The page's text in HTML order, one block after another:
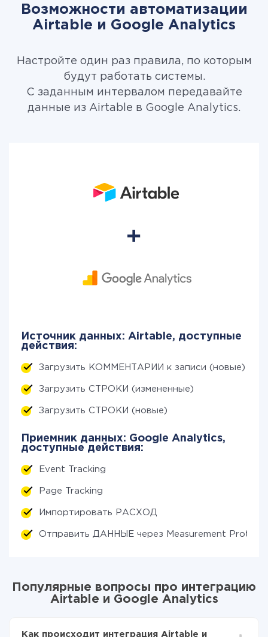
Возможности автоматизации
Airtable и Google Analytics
Настройте один раз правила, по которым
будут работать системы.
С заданным интервалом передавайте
данные из Airtable в Google Analytics.
Источник данных: Airtable, доступные
действия:
Загрузить КОММЕНТАРИИ к записи (новые)
Загрузить СТРОКИ (измененные)
Загрузить СТРОКИ (новые)
Приемник данных: Google Analytics,
доступные действия:
Event Tracking
Page Tracking
Импортировать РАСХОД
Отправить ДАННЫЕ через Measurement
Популярные вопросы про интеграцию
Airtable и Google Analytics
Как происходит интеграция Airtable и